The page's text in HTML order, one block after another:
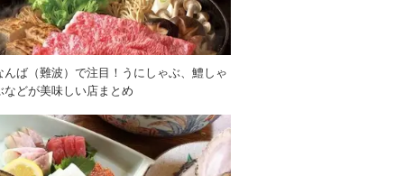
んば（難波）で注目！うにしゃぶ、鱧しゃ
などが美味しい店まとめ